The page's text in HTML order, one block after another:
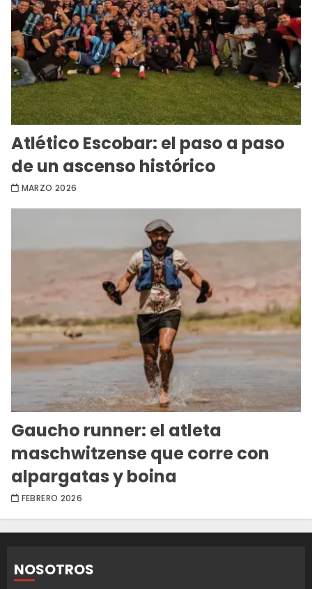
Atlético Escobar: el paso a paso
de un ascenso histórico
MARZO 2026
Gaucho runner: el atleta
maschwitzense que corre con
alpargatas y boina
FEBRERO 2026
NOSOTROS